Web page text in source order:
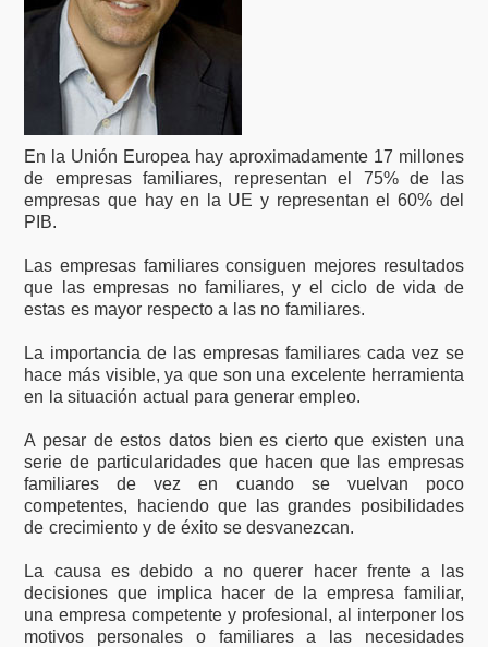
En la Unión Europea hay aproximadamente 17 millones
de empresas familiares, representan el 75% de las
empresas que hay en la UE y representan el 60% del
PIB.
Las empresas familiares consiguen mejores resultados
que las empresas no familiares, y el ciclo de vida de
estas es mayor respecto a las no familiares.
La importancia de las empresas familiares cada vez se
hace más visible, ya que son una excelente herramienta
en la situación actual para generar empleo.
A pesar de estos datos bien es cierto que existen una
serie de particularidades que hacen que las empresas
familiares de vez en cuando se vuelvan poco
competentes, haciendo que las grandes posibilidades
de crecimiento y de éxito se desvanezcan.
La causa es debido a no querer hacer frente a las
decisiones que implica hacer de la empresa familiar,
una empresa competente y profesional, al interponer los
motivos personales o familiares a las necesidades